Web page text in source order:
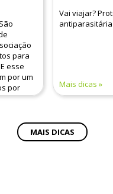
para
esse
por um
por
Vai viajar?
Mais dicas
MAIS DICAS